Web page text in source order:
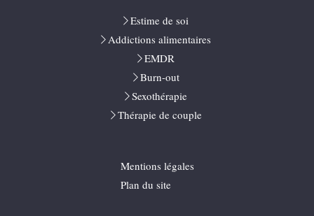
Estime de soi
Addictions alimentaires
EMDR
Burn-out
Sexothérapie
Thérapie de couple
Mentions légales
Plan du site